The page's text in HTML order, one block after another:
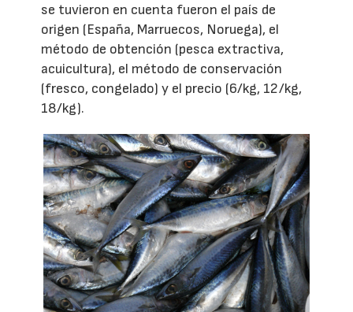
se tuvieron en cuenta fueron el país de
origen (España, Marruecos, Noruega), el
método de obtención (pesca extractiva,
acuicultura), el método de conservación
(fresco, congelado) y el precio (6/kg, 12/kg,
18/kg).